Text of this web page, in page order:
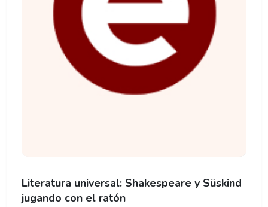
Literatura universal: Shakespeare y Süskind
jugando con el ratón